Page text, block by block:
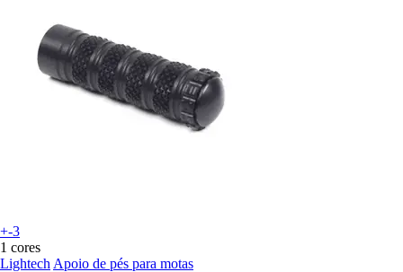
+-3
1 cores
Lightech Apoio de pés para motas